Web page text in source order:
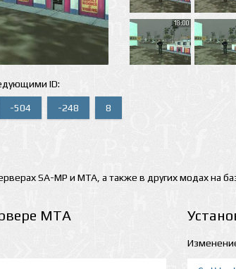
18:00
ID:
-504 -248 8
SA-MP и MTA, а также в других модах на
MTA